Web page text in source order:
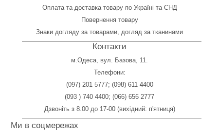
Оплата та доставка товару по Україні та СНД
Повернення товару
Знаки догляду за товарами, догляд за тканинами
Контакти
м.Одеса, вул. Базова, 11.
Телефони:
(097) 201 5777; (098) 611 4400
(093 ) 740 4400; (066) 656 2777
Дзвоніть з 8.00 до 17-00 (вихідний: п'ятниця)
Ми в соцмережах